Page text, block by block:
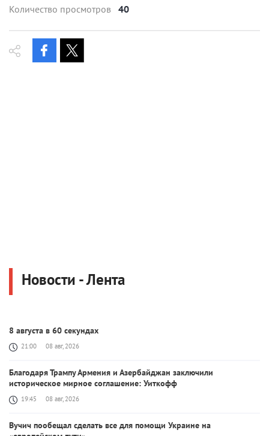
Количество просмотров 40
Новости - Лента
8 августа в 60 секундах
21:00 08 авг, 2026
Благодаря Трампу Армения и Азербайджан заключили
историческое мирное соглашение: Уиткофф
19:45 08 авг, 2026
Вучич пообещал сделать все для помощи Украине на